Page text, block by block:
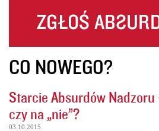
CO NOWEGO?
Starcie Absurdów Nadzoru
czy na „nie”?
03.10.2015